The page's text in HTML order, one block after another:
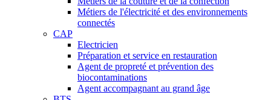
Métiers de l'électricité et des environnements
connectés
CAP
Electricien
Préparation et service en restauration
Agent de propreté et prévention des
biocontaminations
Agent accompagnant au grand âge